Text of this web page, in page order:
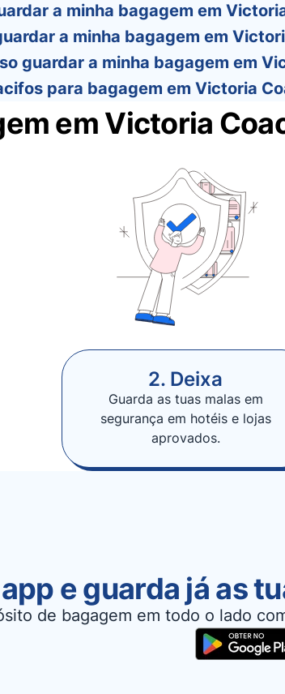
a minha bagagem em
a minha bagagem em
guardar a minha bagagem em
para bagagem em Victoria
em Victoria
2. Deixa
Guarda as tuas malas em
segurança em hotéis e lojas
aprovados.
e guarda já as
de bagagem em todo o lado